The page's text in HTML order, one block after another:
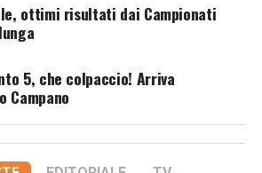
ottimi risultati dai Campionati
5, che colpaccio! Arriva
Campano